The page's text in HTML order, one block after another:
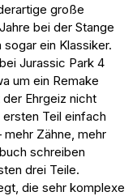
große
bei der Stange
ein Klassiker.
Jurassic Park 4
um ein Remake
Ehrgeiz nicht
Teil einfach
mehr Zähne, mehr
schreiben
drei Teile.
die sehr komplexe